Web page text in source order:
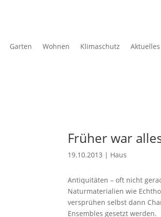
Garten Wohnen Klimaschutz
Früher war
19.10.2013 | Haus
Antiquitäten – oft nicht
Naturmaterialien wie
versprühen selbst dann
Ensembles gesetzt werden.